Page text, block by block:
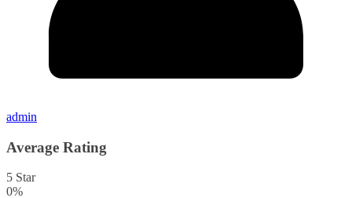
admin
Average Rating
5 Star
0%